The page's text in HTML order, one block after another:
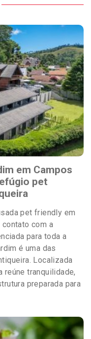
em Campos
pet
pet friendly em
com a
para toda a
é uma das
Localizada
reúne tranquilidade,
preparada para